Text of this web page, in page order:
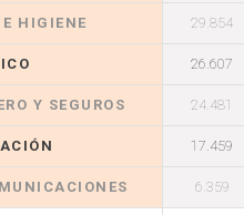
HIGIENE 29.854
26.607
Y SEGUROS 24.481
17.459
6.359